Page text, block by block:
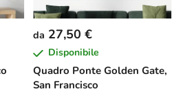
Quadro Ponte Golden Gate,
San Francisco
da 27,50 €
Disponibile